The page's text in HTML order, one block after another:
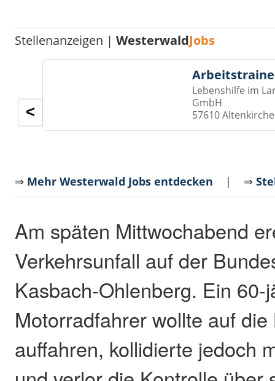
Stellenanzeigen |WesterwaldJobs
Lebenshilfe im
GmbH
57610
<
⇒ Mehr Westerwald Jobs entdecken | ⇒
Am späten Mittwochabend
Verkehrsunfall auf der
Kasbach-Ohlenberg. Ein 60-
Motorradfahrer wollte auf
auffahren, kollidierte jedoch